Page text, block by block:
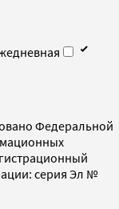
Федеральной
серия Эл №